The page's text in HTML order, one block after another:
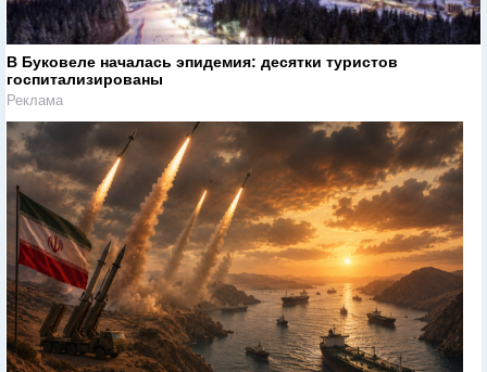
В Буковеле началась эпидемия: десятки туристов
госпитализированы
Реклама